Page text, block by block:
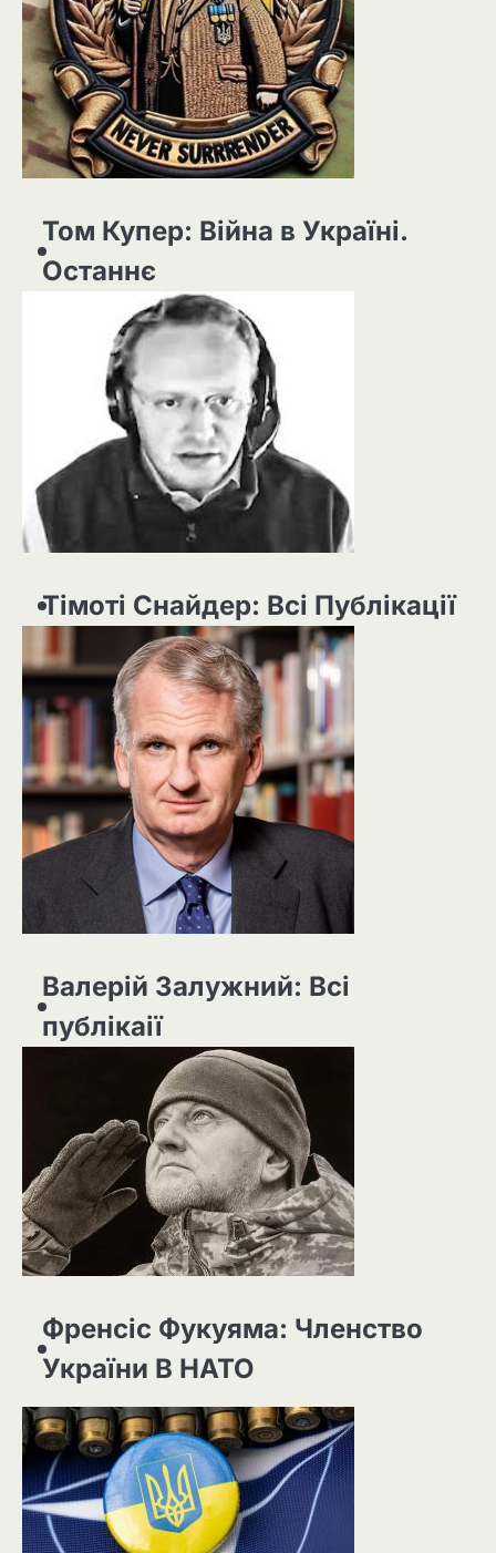
Том Купер: Війна в Україні.
Останнє
Тімоті Снайдер: Всі Публікації
Валерій Залужний: Всі
публікаії
Френсіс Фукуяма: Членство
України В НАТО